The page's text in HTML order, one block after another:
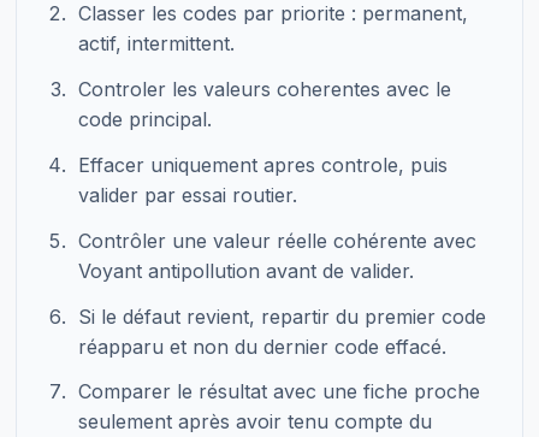
Classer les codes par priorite : permanent,
actif, intermittent.
Controler les valeurs coherentes avec le
code principal.
Effacer uniquement apres controle, puis
valider par essai routier.
Contrôler une valeur réelle cohérente avec
Voyant antipollution avant de valider.
Si le défaut revient, repartir du premier code
réapparu et non du dernier code effacé.
Comparer le résultat avec une fiche proche
seulement après avoir tenu compte du